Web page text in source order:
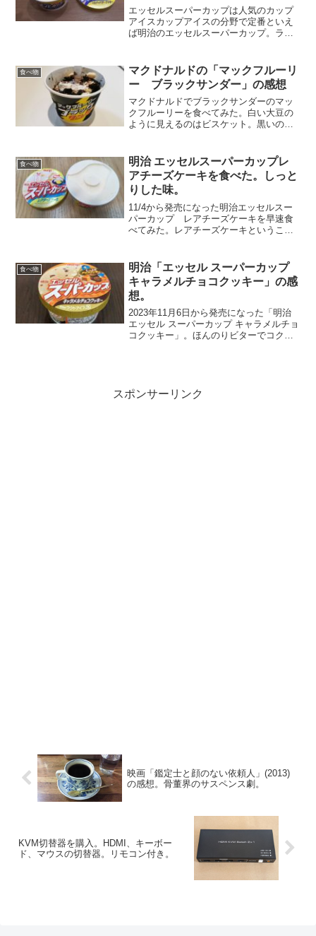
エッセルスーパーカップは人気のカップ
アイスカップアイスの分野で定番といえ
ば明治のエッセルスーパーカップ。ラク
ほかに、季節限定でたくさんのフレーバ
ーがある。新作ソルティバ...
食べ物
マクドナルドの「マックフルーリ
ー ブラックサンダー」の感想
マクドナルドでブラックサンダーのマッ
クフルーリーを食べてみた。白い大豆の
ように見えるのはビスケット。黒いのは
なりザクザク。ビスケットとクッキーの
量が多いので、アイスクリ...
食べ物
明治 エッセルスーパーカップレ
アチーズケーキを食べた。しっと
りした味。
11/4から発売になった明治エッセルスー
パーカップ レアチーズケーキを早速食
べてみた。レアチーズケーキということ
のかなチーズ風味が加わったというよう
に感じられる。それか...
食べ物
明治「エッセル スーパーカップ
キャラメルチョコクッキー」の感
想。
2023年11月6日から発売になった「明治
エッセル スーパーカップ キャラメルチョ
コクッキー」。ほんのりビターでコクが
スポンサーリンク
映画「鑑定士と顔のない依頼人」(2013)
の感想。骨董界のサスペンス劇。
KVM切替器を購入。HDMI、キーボー
ド、マウスの切替器。リモコン付き。